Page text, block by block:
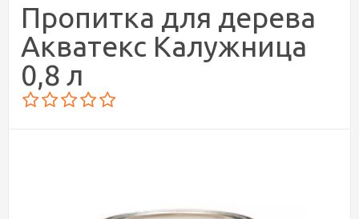
Пропитка для дерева
Акватекс Калужница
0,8 л